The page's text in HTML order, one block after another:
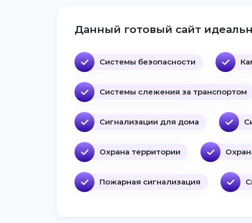
Данный готовый сайт
Системы безопасности
Системы слежения за транспортом
Сигнализации для дома
Охрана территории
Пожарная сигнализация